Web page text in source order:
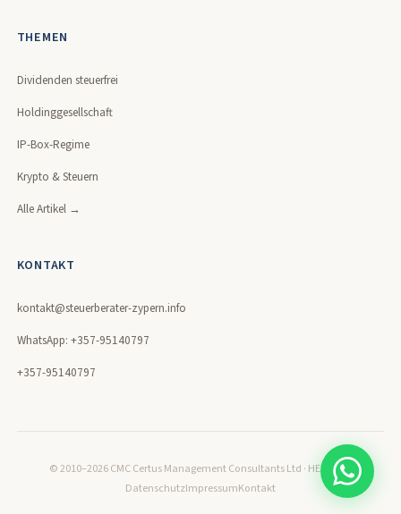
THEMEN
Dividenden steuerfrei
Holdinggesellschaft
IP-Box-Regime
Krypto & Steuern
Alle Artikel →
KONTAKT
kontakt@steuerberater-zypern.info
WhatsApp: +357-95140797
+357-95140797
© 2010–2026 CMC Certus Management Consultants Ltd · HE320171
DatenschutzImpressumKontakt